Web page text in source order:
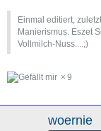
Einmal editiert,
Manierismus. Eszet
Vollmilch-Nuss....;)
9
woernie